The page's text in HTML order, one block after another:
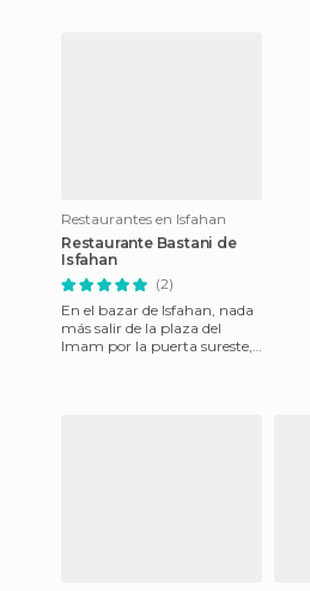
Restaurantes en Isfahan
Restaurante Bastani de
Isfahan
(2)
En el bazar de Isfahan, nada
más salir de la plaza del
Imam por la puerta sureste,